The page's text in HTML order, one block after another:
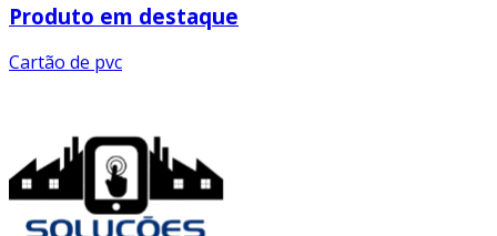
Produto em destaque
Cartão de pvc